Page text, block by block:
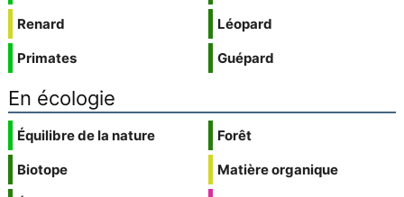
Renard
Primates
Léopard
Guépard
En écologie
Équilibre de la nature
Biotope
Forêt
Matière organique